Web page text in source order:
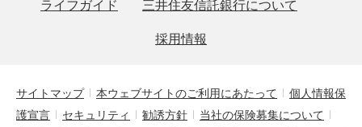
ライフガイド
三井住友信託銀行について
採用情報
サイトマップ 本ウェブサイトのご利用にあたって
個人情報保
護宣言
セキュリティ 勧誘方針
当社の保険募集について